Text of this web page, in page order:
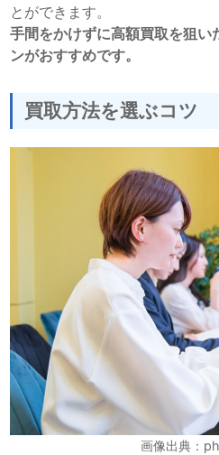
とができます。
手間をかけずに高額買取を狙い
ンがおすすめです。
買取方法を選ぶコツ
画像出典：